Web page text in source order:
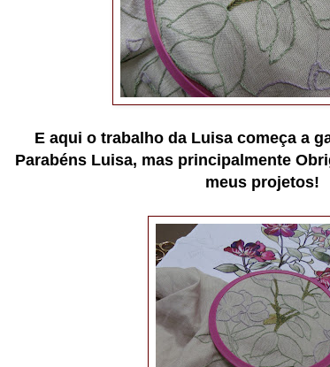
E aqui o trabalho da Luisa começa a
Parabéns Luisa, mas principalmente
meus projetos!